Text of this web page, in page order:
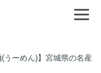
(うーめん)】宮城県の名産